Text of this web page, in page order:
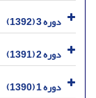
دوره 3 (1392)
دوره 2 (1391)
دوره 1 (1390)